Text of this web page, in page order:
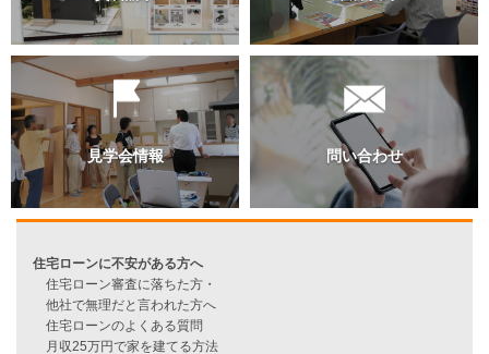
過去のブログ（月別）